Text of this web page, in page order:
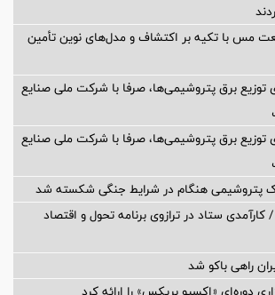
مس با تکیه بر اکتشاف و مدل‌های نوین تأمین
توزیع برق پتروشیمی‌ها، صرفا با شرکت ملی صنایع
توزیع برق پتروشیمی‌ها، صرفا با شرکت ملی صنایع
پتروشیمی هنگام در شرایط جنگی شکسته شد
ستاد در ترازوی برنامه تحول و اقتصاد
راهی باکو شد